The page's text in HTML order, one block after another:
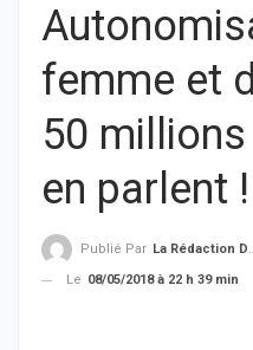
femme et
50
en parlent
Publié Par La Rédaction De THIEYSENEGAL.com
Le 08/05/2018 à 22 h 39 min